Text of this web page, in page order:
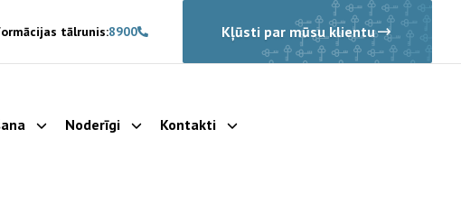
tālrunis:8900 Kļūsti par mūsu klientu
Parādīt apakšizvēlni
Noderīgi Parādīt apakšizvēlni
Kontakti Parādīt apakšizvēlni